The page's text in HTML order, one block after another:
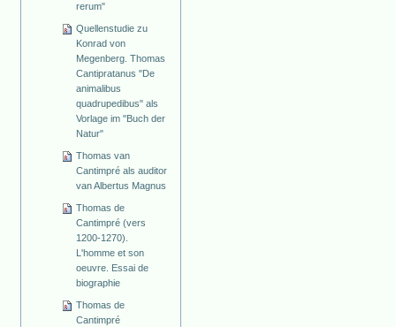
rerum"
Quellenstudie zu
Konrad von
Megenberg. Thomas
Cantipratanus "De
animalibus
quadrupedibus" als
Vorlage im "Buch der
Natur"
Thomas van
Cantimpré als auditor
van Albertus Magnus
Thomas de
Cantimpré (vers
1200-1270).
L'homme et son
oeuvre. Essai de
biographie
Thomas de
Cantimpré